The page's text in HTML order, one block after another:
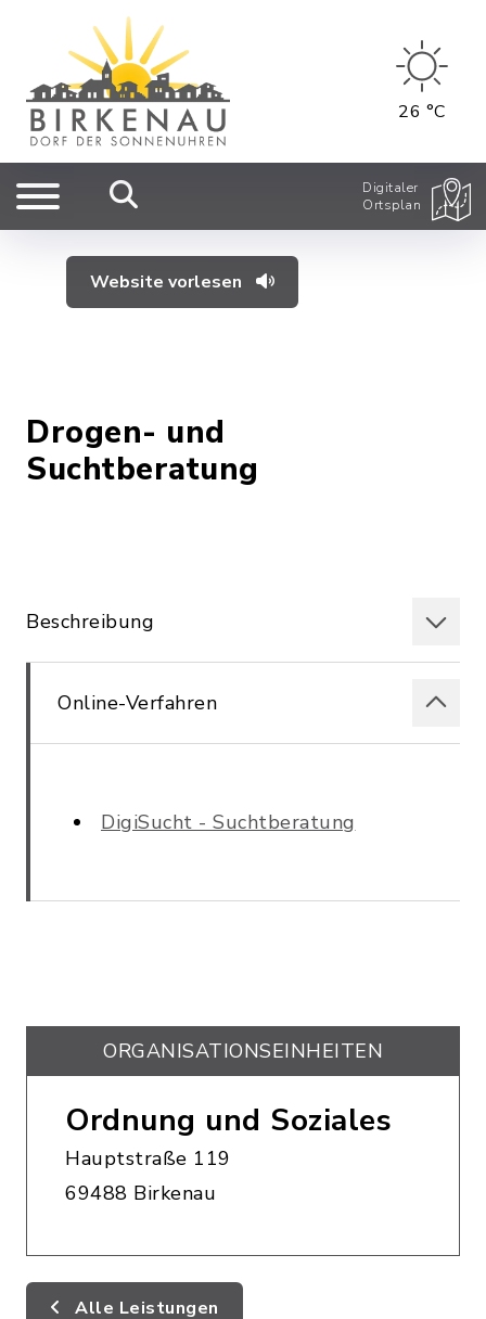
26 °C
Digitaler
Ortsplan
Website vorlesen
Drogen- und
Suchtberatung
Beschreibung
Online-Verfahren
DigiSucht - Suchtberatung
ORGANISATIONS­EINHEITEN
Ordnung und Soziales
Hauptstraße 119
69488 Birkenau
Alle Leistungen